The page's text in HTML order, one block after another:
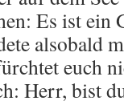
Es ist ein
alsobald
euch
Herr, bist